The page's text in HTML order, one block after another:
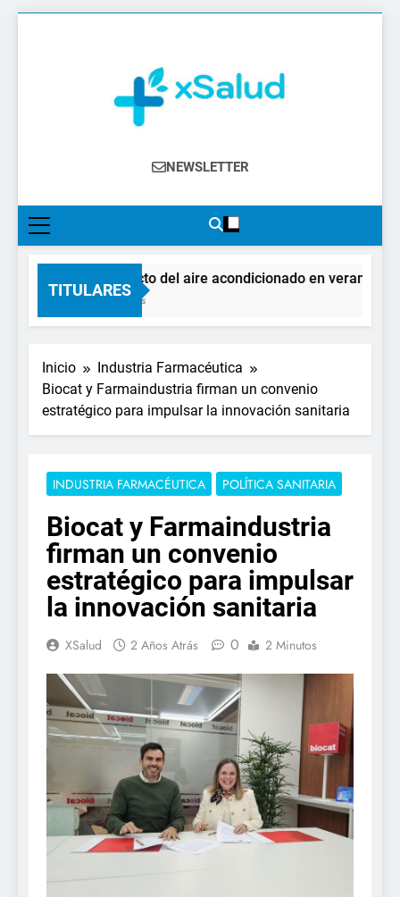
XSalud
Noticias Del Sector Salud. Congresos Y
Farmacéutica, Atención Primaria,
Especialistas, Farmacia, Etc…
NEWSLETTER
TITULARES
El impacto del aire acondicionado en verano:
3 Días Atrás
Inicio
Industria Farmacéutica
Biocat y Farmaindustria firman un convenio
estratégico para impulsar la innovación sanitaria
INDUSTRIA FARMACÉUTICA POLÍTICA SANITARIA
Biocat y Farmaindustria
firman un convenio
estratégico para impulsar
la innovación sanitaria
XSalud 2 Años Atrás 0 2 Minutos